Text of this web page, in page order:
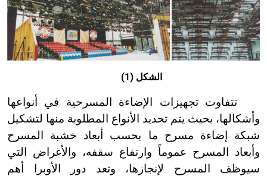
الشكل (1)
تتفاوت تجهيزات الإضاءة المسرحية في أنواعها
وأشكالها، بحيث يتم تحديد الأنواع المطلوبة منها لتشكيل
شبكة إضاءة مسرح ما بحسب أبعاد خشبة المسرح
وأبعاد المسرح عموماً وارتفاع سقفه، والأغراض التي
سيوظف المسرح لإنجازها، وتعد دور الأوبرا أهم